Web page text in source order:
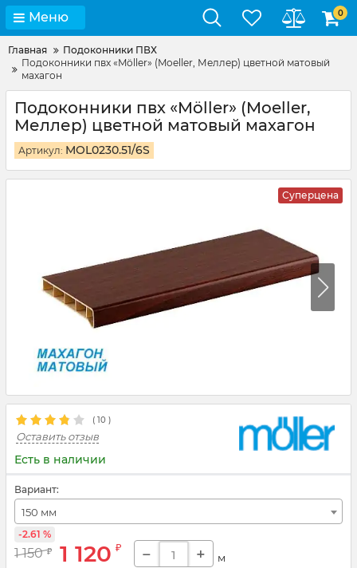
Меню 0
Главная
Подоконники ПВХ
Подоконники пвх «Möller» (Moeller, Меллер) цветной матовый
махагон
Подоконники пвх «Möller» (Moeller,
Меллер) цветной матовый махагон
Артикул: MOL0230.51/6S
Суперцена
( 10 )
Оставить отзыв
Есть в наличии
Вариант:
150 мм
1 150 ₽ 1 120 ₽
-2.61 %
− + м